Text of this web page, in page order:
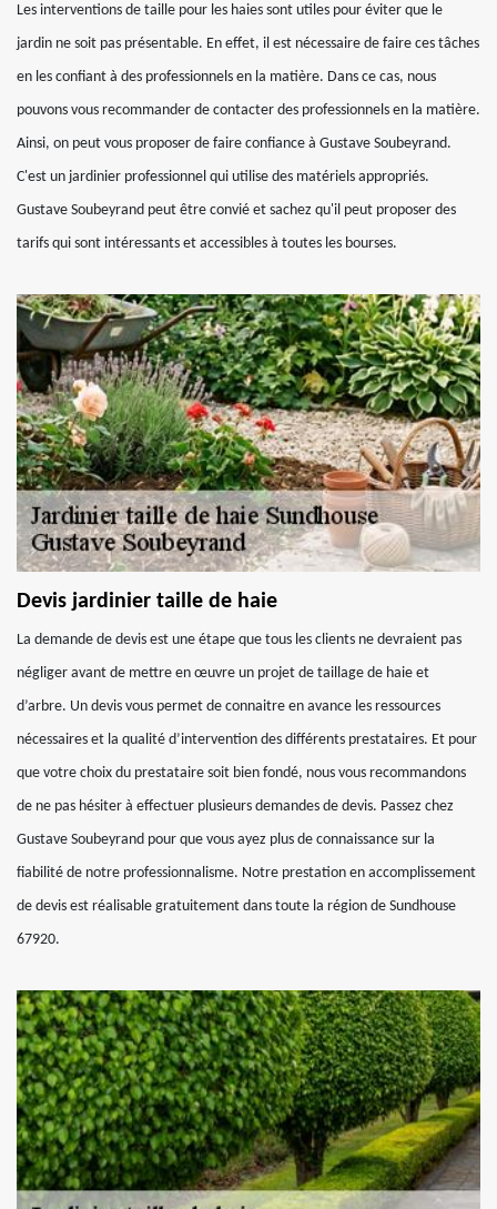
Les interventions de taille pour les haies sont utiles pour éviter que le
jardin ne soit pas présentable. En effet, il est nécessaire de faire ces tâches
en les confiant à des professionnels en la matière. Dans ce cas, nous
pouvons vous recommander de contacter des professionnels en la matière.
Ainsi, on peut vous proposer de faire confiance à Gustave Soubeyrand.
C'est un jardinier professionnel qui utilise des matériels appropriés.
Gustave Soubeyrand peut être convié et sachez qu'il peut proposer des
tarifs qui sont intéressants et accessibles à toutes les bourses.
Devis jardinier taille de haie
La demande de devis est une étape que tous les clients ne devraient pas
négliger avant de mettre en œuvre un projet de taillage de haie et
d’arbre. Un devis vous permet de connaitre en avance les ressources
nécessaires et la qualité d’intervention des différents prestataires. Et pour
que votre choix du prestataire soit bien fondé, nous vous recommandons
de ne pas hésiter à effectuer plusieurs demandes de devis. Passez chez
Gustave Soubeyrand pour que vous ayez plus de connaissance sur la
fiabilité de notre professionnalisme. Notre prestation en accomplissement
de devis est réalisable gratuitement dans toute la région de Sundhouse
67920.